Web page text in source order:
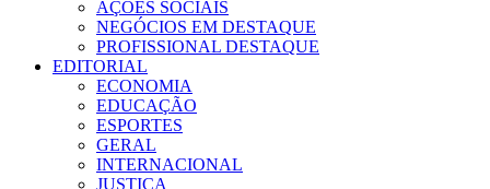
AÇÕES SOCIAIS
NEGÓCIOS EM DESTAQUE
PROFISSIONAL DESTAQUE
EDITORIAL
ECONOMIA
EDUCAÇÃO
ESPORTES
GERAL
INTERNACIONAL
JUSTIÇA